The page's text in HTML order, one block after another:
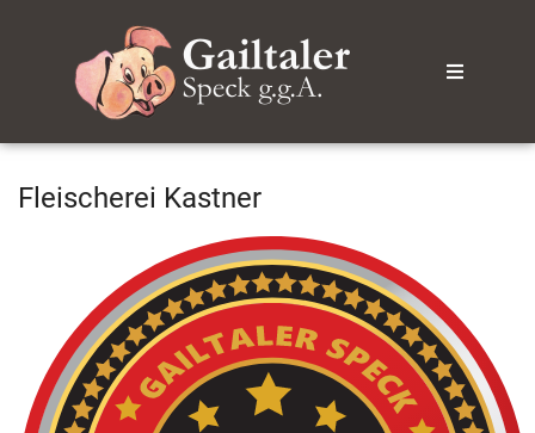
Fleischerei Kastner